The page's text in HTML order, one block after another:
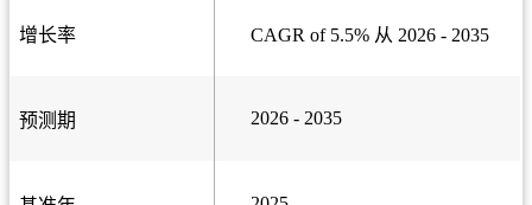
增长率 CAGR of 5.5% 从 2026 - 2035
预测期 2026 - 2035